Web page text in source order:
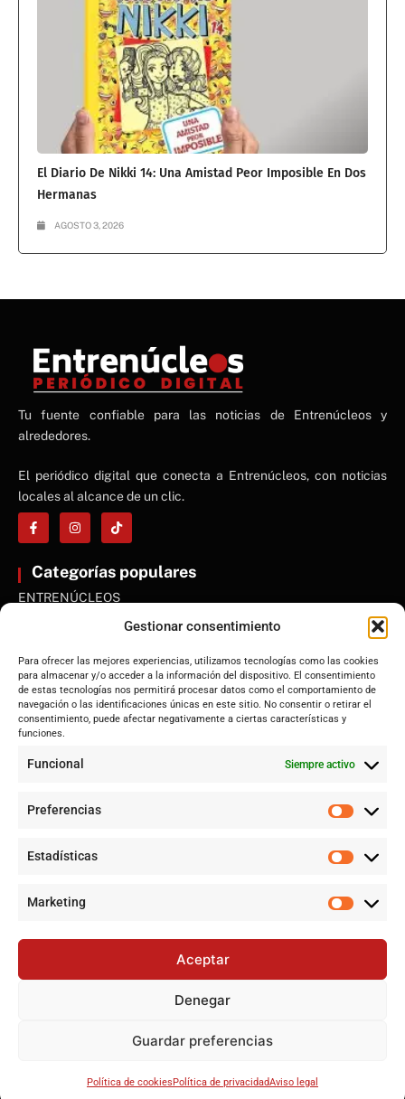
Gestionar consentimiento
Para ofrecer las mejores experiencias, utilizamos tecnologías como las cookies
para almacenar y/o acceder a la información del dispositivo. El consentimiento
de estas tecnologías nos permitirá procesar datos como el comportamiento de
navegación o las identificaciones únicas en este sitio. No consentir o retirar el
consentimiento, puede afectar negativamente a ciertas características y
funciones.
Funcional Siempre activo
Preferencias
Estadísticas
Marketing
Aceptar
Denegar
Guardar preferencias
Política de cookiesPolítica de privacidadAviso legal
El Diario De Nikki 14: Una Amistad Peor Imposible En Dos
Hermanas
AGOSTO 3, 2026
NE
NEWS ELEMENTOR
Tu fuente confiable para las noticias de Entrenúcleos y
alrededores.
El periódico digital que conecta a Entrenúcleos, con noticias
locales al alcance de un clic.
Categorías populares
ENTRENÚCLEOS
Andalucía
Internacional
Tecnología
Sociedad
Historias de la Calle 17: Un recorrido por las memorias de Dos
Historias de la Calle 17 en Dos Hermanas: Un recorrido por la
de mama en Andalucía
©2024-2025 Todos los derechos reservados